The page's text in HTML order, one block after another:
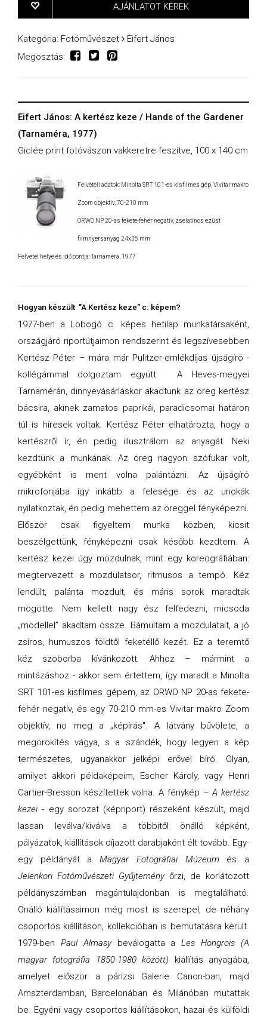
AJÁNLATOT KÉREK
Kategória: Fotóművészet
Eifert János
Megosztás:
Eifert János: A kertész keze / Hands of the Gardener
(Tarnaméra, 1977)
Giclée print fotóvászon vakkeretre feszítve, 100 x 140 cm
Felvételi adatok: Minolta SRT 101-es kisfilmes gép, Vivitar makro
Zoom objektív, 70-210 mm
ORWO NP 20-as fekete-fehér negatív, zselatinos ezüst
filmnyersanyag 24x36 mm
Felvétel helye és időpontja: Tarnaméra, 1977
Hogyan készült "A Kertész keze" c. képem?
1977-ben a Lobogó c. képes hetilap munkatársaként,
országjáró riportútjaimon rendszerint és legszívesebben
Kertész Péter – mára már Pulitzer-emlékdíjas újságíró -
kollégámmal dolgoztam együtt. A Heves-megyei
Tarnamérán, dinnyevásárláskor akadtunk az öreg kertész
bácsira, akinek zamatos paprikái, paradicsomai határon
túl is híresek voltak. Kertész Péter elhatározta, hogy a
kertészről ír, én pedig illusztrálom az anyagát. Neki
kezdtünk a munkának. Az öreg nagyon szófukar volt,
egyébként is ment volna palántázni. Az újságíró
mikrofonjába így inkább a felesége és az unokák
nyilatkoztak, én pedig mehettem az öreggel fényképezni.
Először csak figyeltem munka közben, kicsit
beszélgettünk, fényképezni csak később kezdtem. A
kertész kezei úgy mozdulnak, mint egy koreográfiában:
megtervezett a mozdulatsor, ritmusos a tempó. Kéz
lendült, palánta mozdult, és máris sorok maradtak
mögötte. Nem kellett nagy ész felfedezni, micsoda
„modellel” akadtam össze. Bámultam a mozdulatait, a jó
zsíros, humuszos földtől feketéllő kezét. Ez a teremtő
kéz szoborba kívánkozott. Ahhoz – mármint a
mintázáshoz - akkor sem értettem, így maradt a Minolta
SRT 101-es kisfilmes gépem, az ORWO NP 20-as fekete-
fehér negatív, és egy 70-210 mm-es Vivitar makro Zoom
objektív, no meg a „képírás". A látvány bűvölete, a
megörökítés vágya, s a szándék, hogy legyen a kép
természetes, ugyanakkor jelképi erővel bíró. Olyan,
amilyet akkori példaképeim, Escher Károly, vagy Henri
Cartier-Bresson készítettek volna. A fénykép –A kertész
kezei - egy sorozat (képriport) részeként készült, majd
lassan leválva/kiválva a többitől önálló képként,
pályázatok, kiállítások díjazott darabjaként élt tovább. Egy-
egy példányát aMagyar Fotográfiai Múzeum és a
Jelenkori Fotóművészeti Gyűjteményőrzi, de korlátozott
példányszámban magántulajdonban is megtalálható.
Önálló kiállításaimon még most is szerepel, de néhány
csoportos kiállításon, kollekcióban is bemutatásra került.
1979-ben Paul Almasybeválogatta aLes Hongrois (A
magyar fotográfia 1850-1980 között) kiállítás anyagába,
amelyet először a párizsi Galerie Canon-ban, majd
Amszterdamban, Barcelonában és Milánóban mutattak
be. Egyéni vagy csoportos kiállításokon, hazai és külföldi